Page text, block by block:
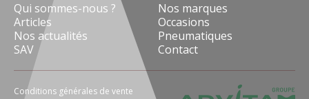
Qui sommes-nous ?
Nos marques
Articles
Occasions
Nos actualités
Pneumatiques
SAV
Contact
Conditions générales de vente